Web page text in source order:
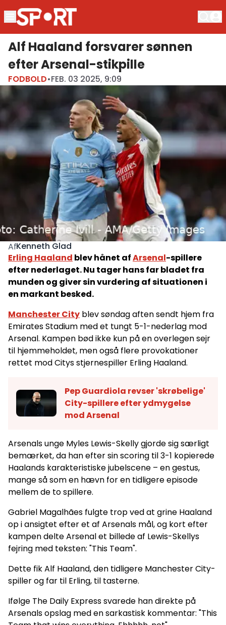
Alf Haaland forsvarer sønnen
efter Arsenal-stikpille
FODBOLD•FEB. 03 2025, 9:09
AfKenneth Glad
Erling Haaland blev hånet afArsenal-spillere
efter nederlaget. Nu tager hans far bladet fra
munden og giver sin vurdering af situationen i
en markant besked.
Manchester City blev søndag aften sendt hjem fra
Emirates Stadium med et tungt 5-1-nederlag mod
Arsenal. Kampen bød ikke kun på en overlegen sejr
til hjemmeholdet, men også flere provokationer
rettet mod Citys stjernespiller Erling Haaland.
Pep Guardiola revser 'skrøbelige'
City-spillere efter ydmygelse
mod Arsenal
Arsenals unge Myles Lewis-Skelly gjorde sig særligt
bemærket, da han efter sin scoring til 3-1 kopierede
Haalands karakteristiske jubelscene – en gestus,
mange så som en hævn for en tidligere episode
mellem de to spillere.
Gabriel Magalhães fulgte trop ved at grine Haaland
op i ansigtet efter et af Arsenals mål, og kort efter
kampen delte Arsenal et billede af Lewis-Skellys
fejring med teksten: "This Team".
Dette fik Alf Haaland, den tidligere Manchester City-
spiller og far til Erling, til tasterne.
Ifølge The Daily Express svarede han direkte på
Arsenals opslag med en sarkastisk kommentar: "This